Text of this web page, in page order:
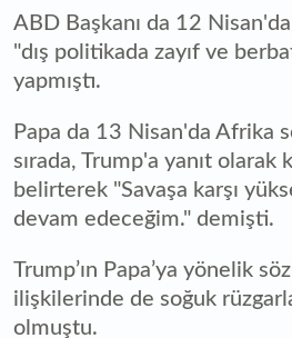
ABD Başkanı da 12
"dış politikada zayıf ve
yapmıştı.
Papa da 13 Nisan'da Afrika
sırada, Trump'a yanıt olarak
belirterek "Savaşa karşı
devam edeceğim." demişti.
Trump’ın Papa’ya yönelik
ilişkilerinde de soğuk
olmuştu.